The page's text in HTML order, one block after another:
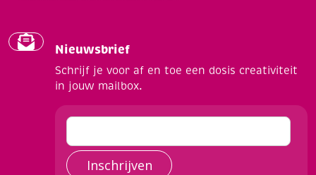
Nieuwsbrief
Schrijf je voor af en toe een dosis creativiteit
in jouw mailbox.
Inschrijven